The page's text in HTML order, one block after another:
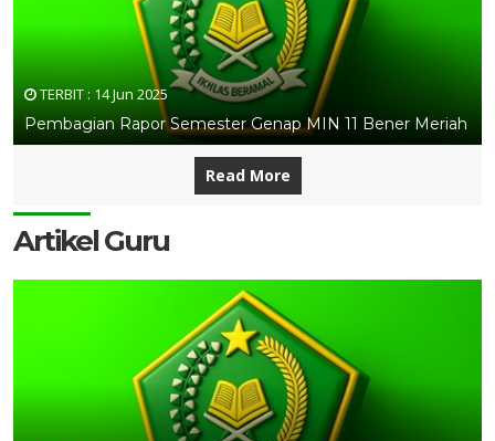
TERBIT : 14 Jun 2025
Pembagian Rapor Semester Genap MIN 11 Bener Meriah
Read More
Artikel Guru